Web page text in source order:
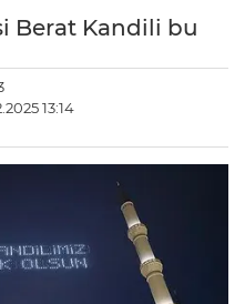
Berat Kandili bu
13:14